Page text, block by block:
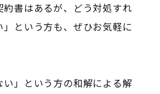
約書はあるが、どう対処すれ
という方も、ぜひお気軽に
い」という方の和解による解